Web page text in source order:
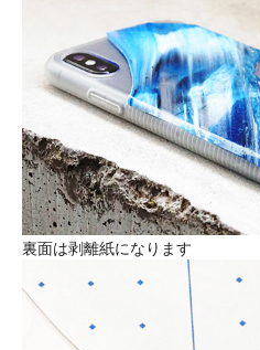
裏面は剥離紙になります